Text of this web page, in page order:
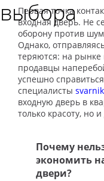
выбора
Первая точка
входная дверь. Не
оборону против
Однако,
теряются: на
продавцы
успешно
специалисты
входную дверь в
только красоту, но
Почему
экономить
двери?